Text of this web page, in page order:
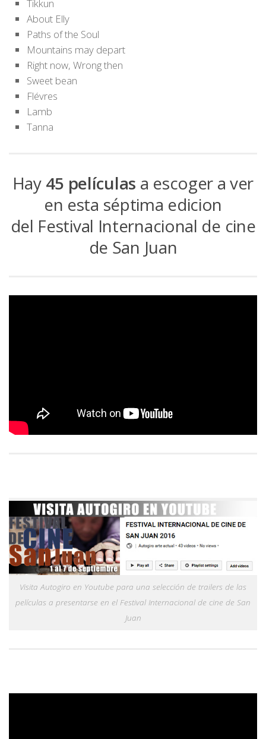
Tikkun
About Elly
Paths of the Soul
Mountains may depart
Right now, Wrong then
Sweet bean
Flévres
Lamb
Tanna
Hay 45 películas a escoger a ver
en esta séptima edicion
del Festival Internacional de cine
de San Juan
Visita Autogiro en Youtube para una selección de trailers de las
películas a presentarse en el Festival Internacional de cine de San
Juan